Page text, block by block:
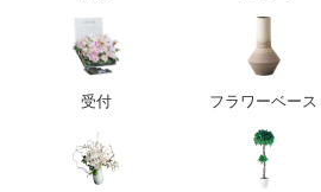
受付 フラワーベース